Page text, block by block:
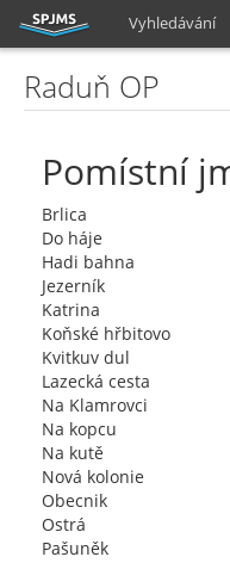
Vyhledávání
Raduň OP
Pomístní
Brlica
Do háje
Hadi bahna
Jezerník
Katrina
Koňské hřbitovo
Kvitkuv dul
Lazecká cesta
Na Klamrovci
Na kopcu
Na kutě
Nová kolonie
Obecnik
Ostrá
Pašuněk